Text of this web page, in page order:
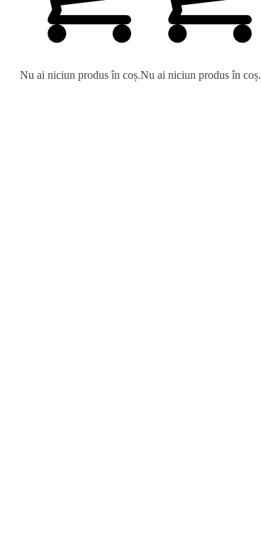
Nu ai niciun produs în coș.Nu ai niciun produs în coș.